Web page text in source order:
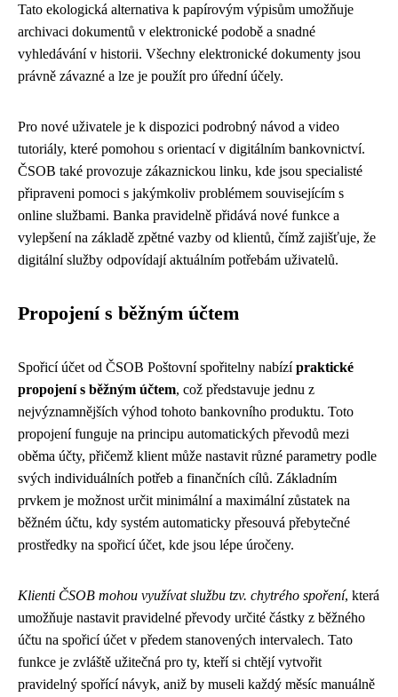
Tato ekologická alternativa k papírovým výpisům umožňuje
archivaci dokumentů v elektronické podobě a snadné
vyhledávání v historii. Všechny elektronické dokumenty jsou
právně závazné a lze je použít pro úřední účely.
Pro nové uživatele je k dispozici podrobný návod a video
tutoriály, které pomohou s orientací v digitálním bankovnictví.
ČSOB také provozuje zákaznickou linku, kde jsou specialisté
připraveni pomoci s jakýmkoliv problémem souvisejícím s
online službami. Banka pravidelně přidává nové funkce a
vylepšení na základě zpětné vazby od klientů, čímž zajišťuje, že
digitální služby odpovídají aktuálním potřebám uživatelů.
Propojení s běžným účtem
Spořicí účet od ČSOB Poštovní spořitelny nabízípraktické
propojení s běžným účtem, což představuje jednu z
nejvýznamnějších výhod tohoto bankovního produktu. Toto
propojení funguje na principu automatických převodů mezi
oběma účty, přičemž klient může nastavit různé parametry podle
svých individuálních potřeb a finančních cílů. Základním
prvkem je možnost určit minimální a maximální zůstatek na
běžném účtu, kdy systém automaticky přesouvá přebytečné
prostředky na spořicí účet, kde jsou lépe úročeny.
Klienti ČSOB mohou využívat službu tzv. chytrého spoření, která
umožňuje nastavit pravidelné převody určité částky z běžného
účtu na spořicí účet v předem stanovených intervalech. Tato
funkce je zvláště užitečná pro ty, kteří si chtějí vytvořit
pravidelný spořící návyk, aniž by museli každý měsíc manuálně